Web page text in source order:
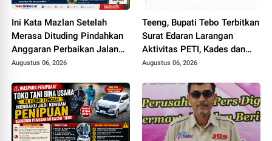
Ini Kata Mazlan Setelah
Merasa Dituding Pindahkan
Anggaran Perbaikan Jalan
Simpang Betung - Pintas ke
Augustus 06, 2026
Teeng, Bupati Tebo Terbitkan
Surat Edaran Larangan
Aktivitas PETI, Kades dan
Perangkat Desa Yang
Augustus 06, 2026